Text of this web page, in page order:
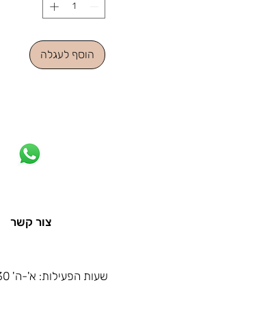
הוסף לעגלה
צור קשר
שעות הפעילות: א'-ה' 09:00-18:30, ו' 09:00-14:00